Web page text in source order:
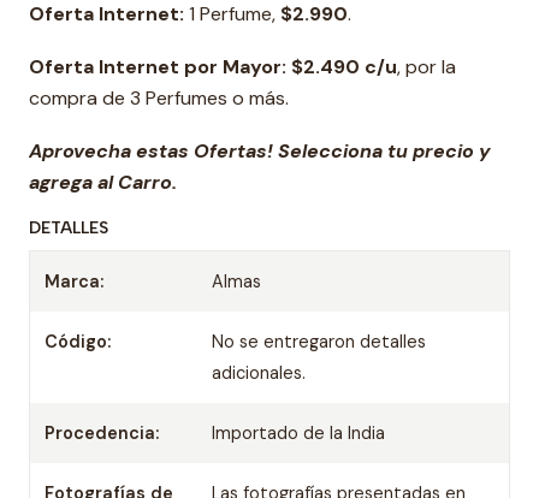
Oferta Internet: 1 Perfume, $2.990.
Oferta Internet por Mayor: $2.490 c/u, por la
compra de 3 Perfumes o más.
Aprovecha estas Ofertas! Selecciona tu precio y
agrega al Carro.
DETALLES
Marca: Almas
Código:
No se entregaron detalles
adicionales.
Procedencia: Importado de la India
Fotografías de
Las fotografías presentadas en